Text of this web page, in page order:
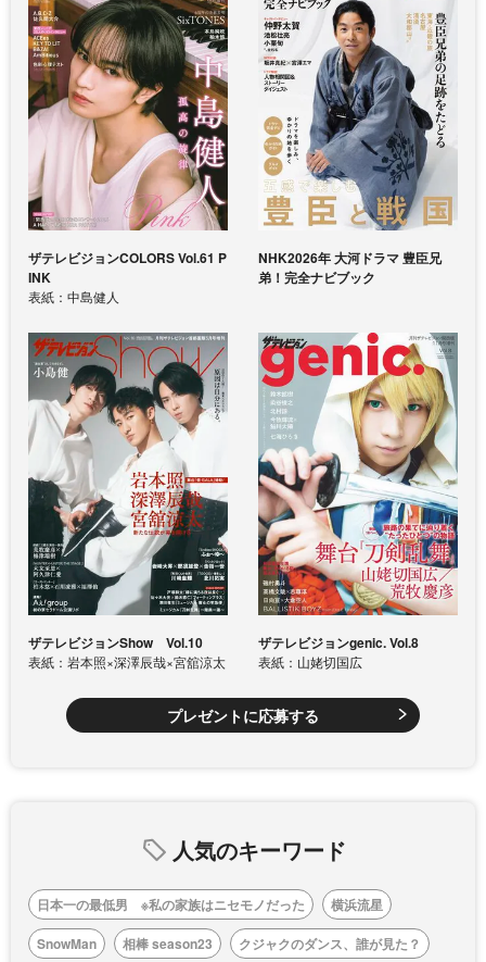
ザテレビジョンCOLORS Vol.61 P
INK
表紙：中島健人
NHK2026年 大河ドラマ 豊臣兄
弟！完全ナビブック
ザテレビジョンShow Vol.10
表紙：岩本照×深澤辰哉×宮舘涼太
ザテレビジョンgenic. Vol.8
表紙：山姥切国広
プレゼントに応募する
人気のキーワード
日本一の最低男 ※私の家族はニセモノだった
横浜流星
SnowMan
相棒 season23
クジャクのダンス、誰が見た？